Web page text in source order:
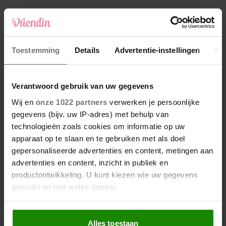
Toestemming Details Advertentie-instellingen
Verantwoord gebruik van uw gegevens
Wij en onze 1022 partners verwerken je persoonlijke
gegevens (bijv. uw IP-adres) met behulp van
technologieën zoals cookies om informatie op uw
apparaat op te slaan en te gebruiken met als doel
gepersonaliseerde advertenties en content, metingen aan
advertenties en content, inzicht in publiek en
productontwikkeling. U kunt kiezen wie uw gegevens
gebruikt en met welke doelen.
Als u het toestaat, willen we ook graag:
Alles toestaan
4 fluistert hij. Ik sluit mijn ogen en zwijg’
5 Makelaar Mandy: ‘Vrijdagavond belde Bart.
Hij sprak eng kalm’
Nieuw